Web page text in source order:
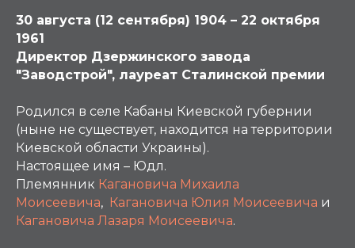
30 августа (12 сентября) 1904 – 22 октября
1961
Директор Дзержинского завода
"Заводстрой", лауреат Сталинской премии
Родился в селе Кабаны Киевской губернии
(ныне не существует, находится на территории
Киевской области Украины).
Настоящее имя – Юдл.
Племянник Кагановича Михаила
Моисеевича, Кагановича Юлия Моисеевича и
Кагановича Лазаря Моисеевича.